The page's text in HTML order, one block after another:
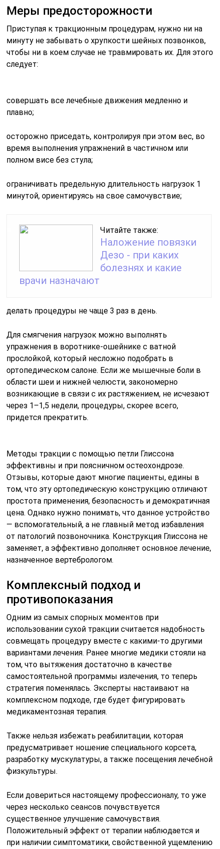
Меры предосторожности
Приступая к тракционным процедурам, нужно ни на
минуту не забывать о хрупкости шейных позвонков,
чтобы ни в коем случае не травмировать их. Для этого
следует:
совершать все лечебные движения медленно и
плавно;
осторожно приседать, контролируя при этом вес, во
время выполнения упражнений в частичном или
полном висе без стула;
ограничивать предельную длительность нагрузок 1
минутой, ориентируясь на свое самочувствие;
Читайте также:
Наложение повязки
Дезо - при каких
болезнях и какие
врачи назначают
делать процедуры не чаще 3 раз в день.
Для смягчения нагрузок можно выполнять
упражнения в воротнике-ошейнике с ватной
прослойкой, который несложно подобрать в
ортопедическом салоне. Если же мышечные боли в
области шеи и нижней челюсти, закономерно
возникающие в связи с их растяжением, не исчезают
через 1–1,5 недели, процедуры, скорее всего,
придется прекратить.
Методы тракции с помощью петли Глиссона
эффективны и при поясничном остеохондрозе.
Отзывы, которые дают многие пациенты, едины в
том, что эту ортопедическую конструкцию отличают
простота применения, безопасность и демократичная
цена. Однако нужно понимать, что данное устройство
— вспомогательный, а не главный метод избавления
от патологий позвоночника. Конструкция Глиссона не
заменяет, а эффективно дополняет основное лечение,
назначенное вертебрологом.
Комплексный подход и
противопоказания
Одним из самых спорных моментов при
использовании сухой тракции считается надобность
совмещать процедуру вместе с какими-то другими
вариантами лечения. Ранее многие медики стояли на
том, что вытяжения достаточно в качестве
самостоятельной программы излечения, то теперь
стратегия поменялась. Эксперты настаивают на
комплексном подходе, где будет фигурировать
медикаментозная терапия.
Также нельзя избежать реабилитации, которая
предусматривает ношение специального корсета,
разработку мускулатуры, а также посещения лечебной
физкультуры.
Если довериться настоящему профессионалу, то уже
через несколько сеансов почувствуется
существенное улучшение самочувствия.
Положительный эффект от терапии наблюдается и
при наличии симптоматики, свойственной ущемлению